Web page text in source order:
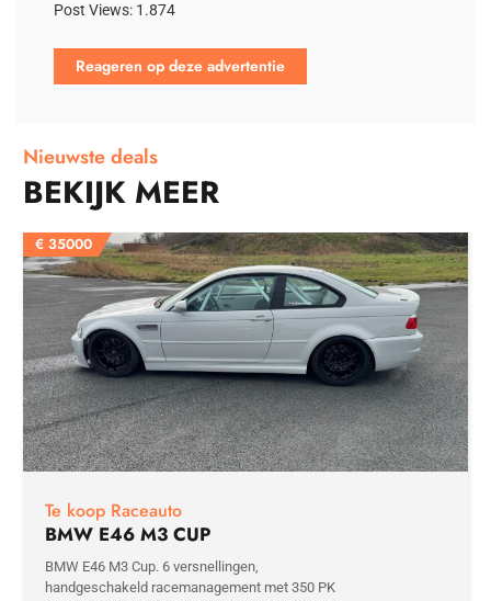
Post Views: 1.874
Reageren op deze advertentie
Nieuwste deals
BEKIJK MEER
€ 35000
Te koop Raceauto
BMW E46 M3 CUP
BMW E46 M3 Cup. 6 versnellingen,
handgeschakeld racemanagement met 350 PK